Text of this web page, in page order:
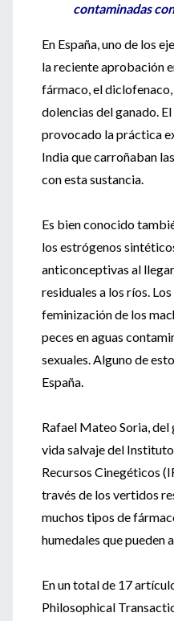
contaminadas
En España, uno de los
la reciente aprobación
fármaco, el
dolencias del ganado.
provocado la práctica
India que carroñaban
con esta sustancia.
Es bien conocido
los estrógenos
anticonceptivas al
residuales a los ríos.
feminización de los
peces en aguas
sexuales. Alguno de
España.
Rafael Mateo Soria,
vida salvaje del
Recursos Cinegéticos
través de los vertidos
muchos tipos de
humedales que pueden
En un total de 17
Philosophical